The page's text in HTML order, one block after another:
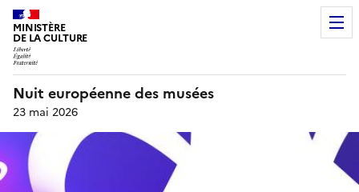
MINISTÈRE
DE LA CULTURE
Nuit européenne des musées
23 mai 2026